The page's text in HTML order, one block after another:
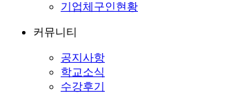
기업체구인현황
커뮤니티
공지사항
학교소식
수강후기